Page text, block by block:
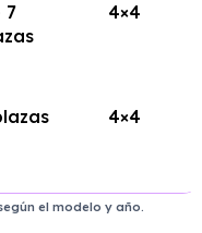
7
4×4
4×4
el modelo y año.